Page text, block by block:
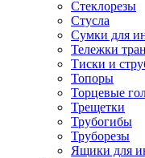
Стеклорезы
Стусла
Сумки для
Тележки
Тиски и
Топоры
Торцевые
Трещетки
Трубогибы
Труборезы
Ящики для